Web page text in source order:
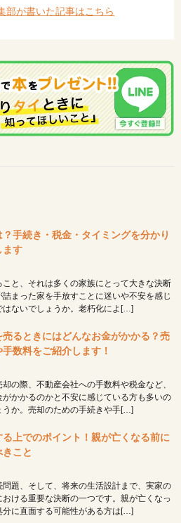
部が書いた記事はこちら
手続き・税金・タイミングを分かり
ます
こと、それは多くの家族にとって大きな決断
まった家を手放すことに迷いや不安を感じ
はないでしょうか。老朽化によ[…]
売るときにはどんなお金がかかる？売
数料をご紹介します！
の際、不動産会社への手数料や税金など、
がかかるのかと不安に感じている方も多いの
うか。売却のための手続きや手[…]
上でのポイント！親が亡くなる前に
こと
問題、そして、将来の生活設計まで、実家の
ける重要な決断の一つです。親が亡くなっ
分に直面する可能性がある方は[…]